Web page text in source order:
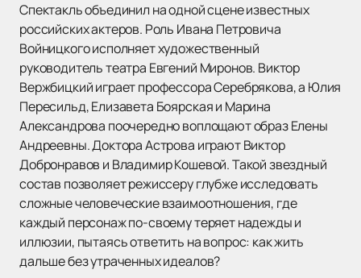
Спектакль объединил на одной сцене известных
российских актеров. Роль Ивана Петровича
Войницкого исполняет художественный
руководитель театра Евгений Миронов. Виктор
Вержбицкий играет профессора Серебрякова, а Юлия
Пересильд, Елизавета Боярская и Марина
Александрова поочередно воплощают образ Елены
Андреевны. Доктора Астрова играют Виктор
Добронравов и Владимир Кошевой. Такой звездный
состав позволяет режиссеру глубже исследовать
сложные человеческие взаимоотношения, где
каждый персонаж по-своему теряет надежды и
иллюзии, пытаясь ответить на вопрос: как жить
дальше без утраченных идеалов?